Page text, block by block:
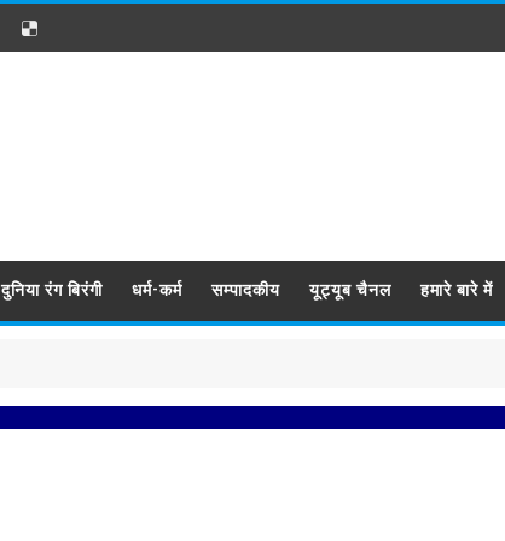
दुनिया रंग बिरंगी धर्म-कर्म सम्पादकीय यूट्यूब चैनल हमारे बारे में